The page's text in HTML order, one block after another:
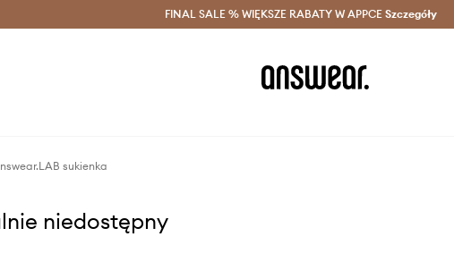
Oszczędzaj z Answear Club > Dostawa nawet w 24h >
FINAL SALE % WIĘKSZE RABATY W APPCE Szczegóły
sukienka
niedostępny